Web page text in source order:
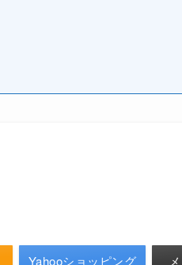
Yahooショッピング